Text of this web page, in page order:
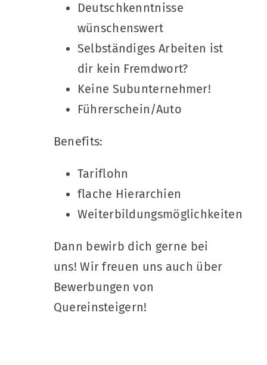
Deutschkenntnisse
wünschenswert
Selbständiges Arbeiten ist
dir kein Fremdwort?
Keine Subunternehmer!
Führerschein/Auto
Benefits:
Tariflohn
flache Hierarchien
Weiterbildungsmöglichkeiten
Dann bewirb dich gerne bei
uns! Wir freuen uns auch über
Bewerbungen von
Quereinsteigern!